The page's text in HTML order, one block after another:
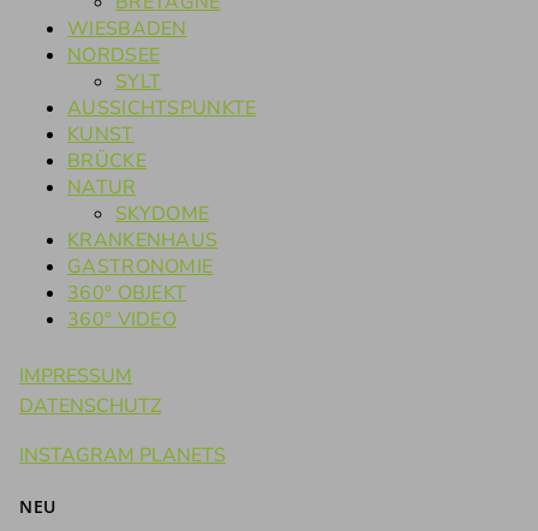
WIESBADEN
NORDSEE
SYLT
AUSSICHTSPUNKTE
KUNST
BRÜCKE
NATUR
SKYDOME
KRANKENHAUS
GASTRONOMIE
360° OBJEKT
360° VIDEO
IMPRESSUM
DATENSCHUTZ
INSTAGRAM PLANETS
NEU